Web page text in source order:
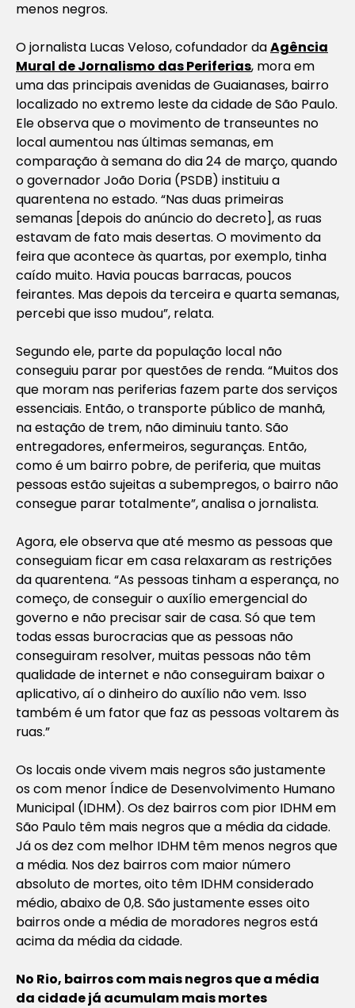
menos negros.
O jornalista Lucas Veloso, cofundador daAgência
Mural de Jornalismo das Periferias, mora em
uma das principais avenidas de Guaianases, bairro
localizado no extremo leste da cidade de São Paulo.
Ele observa que o movimento de transeuntes no
local aumentou nas últimas semanas, em
comparação à semana do dia 24 de março, quando
o governador João Doria (PSDB) instituiu a
quarentena no estado. “Nas duas primeiras
semanas [depois do anúncio do decreto], as ruas
estavam de fato mais desertas. O movimento da
feira que acontece às quartas, por exemplo, tinha
caído muito. Havia poucas barracas, poucos
feirantes. Mas depois da terceira e quarta semanas,
percebi que isso mudou”, relata.
Segundo ele, parte da população local não
conseguiu parar por questões de renda. “Muitos dos
que moram nas periferias fazem parte dos serviços
essenciais. Então, o transporte público de manhã,
na estação de trem, não diminuiu tanto. São
entregadores, enfermeiros, seguranças. Então,
como é um bairro pobre, de periferia, que muitas
pessoas estão sujeitas a subempregos, o bairro não
consegue parar totalmente”, analisa o jornalista.
Agora, ele observa que até mesmo as pessoas que
conseguiam ficar em casa relaxaram as restrições
da quarentena. “As pessoas tinham a esperança, no
começo, de conseguir o auxílio emergencial do
governo e não precisar sair de casa. Só que tem
todas essas burocracias que as pessoas não
conseguiram resolver, muitas pessoas não têm
qualidade de internet e não conseguiram baixar o
aplicativo, aí o dinheiro do auxílio não vem. Isso
também é um fator que faz as pessoas voltarem às
ruas.”
Os locais onde vivem mais negros são justamente
os com menor Índice de Desenvolvimento Humano
Municipal (IDHM). Os dez bairros com pior IDHM em
São Paulo têm mais negros que a média da cidade.
Já os dez com melhor IDHM têm menos negros que
a média. Nos dez bairros com maior número
absoluto de mortes, oito têm IDHM considerado
médio, abaixo de 0,8. São justamente esses oito
bairros onde a média de moradores negros está
acima da média da cidade.
No Rio, bairros com mais negros que a média
da cidade já acumulam mais mortes